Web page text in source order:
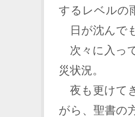
するレベルの
日が沈んで
次々に入っ
災状況。
夜も更けて
がら、聖書の